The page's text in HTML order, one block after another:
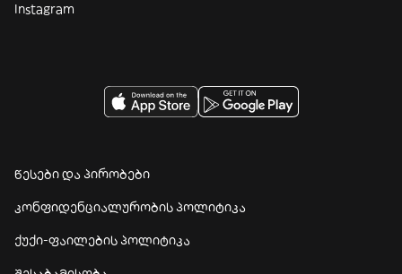
Instagram
წესები და პირობები
კონფიდენციალურობის პოლიტიკა
ქუქი-ფაილების პოლიტიკა